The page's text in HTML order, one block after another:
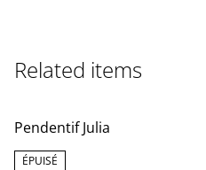
Related items
Pendentif Julia
ÉPUISÉ